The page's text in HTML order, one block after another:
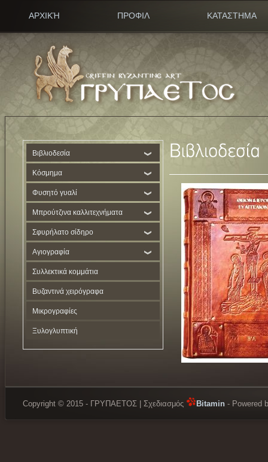
ΑΡΧΙΚΉ ΠΡΟΦΙΛ ΚΑΤΑΣΤΗΜΑ
Βιβλιοδεσία
Κόσμημα
Φυσητό γυαλί
Μπρούτζινα καλλιτεχνήματα
Σφυρήλατο σίδηρο
Αγιογραφία
Συλλεκτικά κομμάτια
Βυζαντινά χειρόγραφα
Μικρογραφίες
Ξυλογλυπτική
Copyright © 2015 - ΓΡΥΠΑΕΤΟΣ | Σχεδιασμός Bitamin - Powered